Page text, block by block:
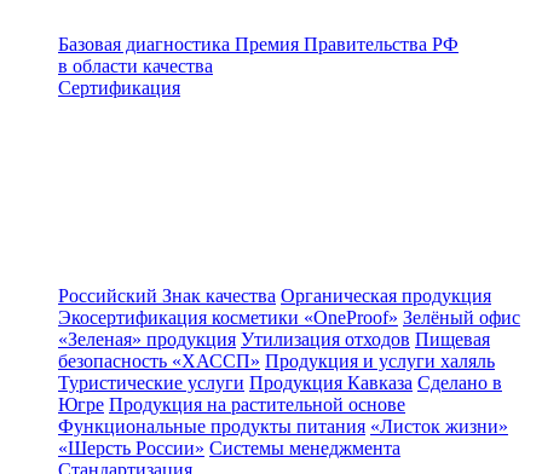
Базовая диагностика Премия Правительства РФ
в области качества
Сертификация
Российский Знак качества Органическая продукция
Экосертификация косметики «OneProof» Зелёный офис
«Зеленая» продукция Утилизация отходов Пищевая
безопасность «ХАССП» Продукция и услуги халяль
Туристические услуги Продукция Кавказа Сделано в
Югре Продукция на растительной основе
Функциональные продукты питания «Листок жизни»
«Шерсть России» Системы менеджмента
Стандартизация